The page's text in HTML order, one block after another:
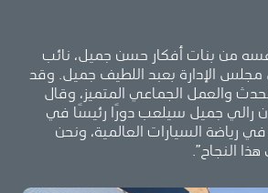
من بنات أفكار حسن جميل، نائب
الإدارة بعبد اللطيف جميل. وقد
والعمل الجماعي المتميز، وقال
رالي جميل سيلعب دورًا رئيسًا في
في رياضة السيارات العالمية، ونحن
النجاح”.